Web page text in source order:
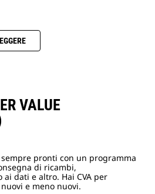
VALUE
pronti con un programma
di ricambi,
ai dati e altro. Hai CVA per
e meno nuovi.